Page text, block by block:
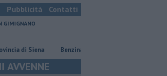
Pubblicità Contatti
GIMIGNANO
​Benzina, gasolio, gpl, ecco dove risparmiare
AVVENNE